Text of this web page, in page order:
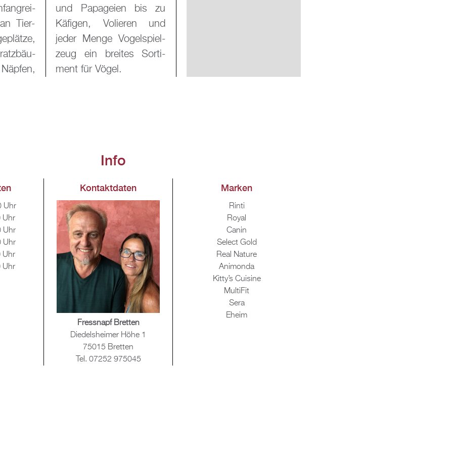
Tier­
bis zu
und
Sor­ti­
ment für Vögel.
Info
Uhr
Uhr
Uhr
Uhr
Uhr
Uhr
Kon­takt­da­ten
Fress­napf Brett­en
Di­edels­hei­mer Höhe 1
75015 Brett­en
Tel. 07252 975045
Mar­ken
Rinti
Royal
Canin
Select Gold
Real Na­tu­re
Ani­mon­da
Kitty’s Cui­sine
Mul­ti­Fit
Sera
Eheim